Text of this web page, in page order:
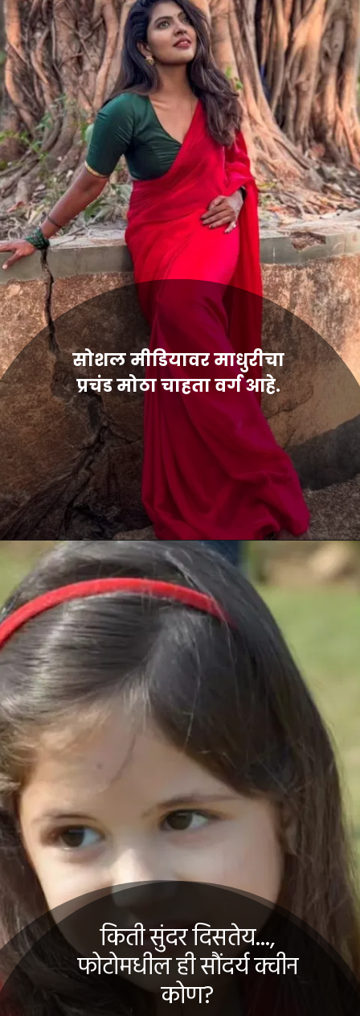
सोशल मीडियावर माधुरीचा
किती सुंदर दिसतेय...,
फोटोमधील ही सौंदर्य क्वीन
कोण?